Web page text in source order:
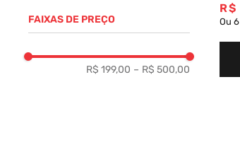
GG
FAIXAS DE PREÇO
R$ 199,00 – R$ 500,00
R$
Ou6